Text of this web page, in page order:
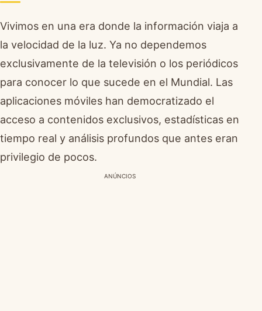
Vivimos en una era donde la información viaja a
la velocidad de la luz. Ya no dependemos
exclusivamente de la televisión o los periódicos
para conocer lo que sucede en el Mundial. Las
aplicaciones móviles han democratizado el
acceso a contenidos exclusivos, estadísticas en
tiempo real y análisis profundos que antes eran
privilegio de pocos.
ANÚNCIOS